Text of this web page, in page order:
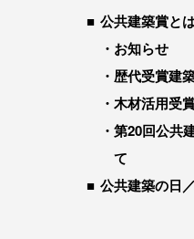
公共建築賞と
お知らせ
歴代受賞建
木材活用受
第20回公共
て
公共建築の日